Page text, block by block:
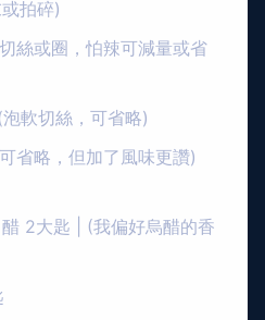
拍碎)
絲或圈，怕辣可減量或省
軟切絲，可省略)
省略，但加了風味更讚)
2大匙 | (我偏好烏醋的香